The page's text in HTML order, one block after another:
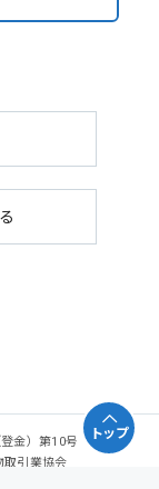
登金）第10号 加入協
取引業協会
トップ